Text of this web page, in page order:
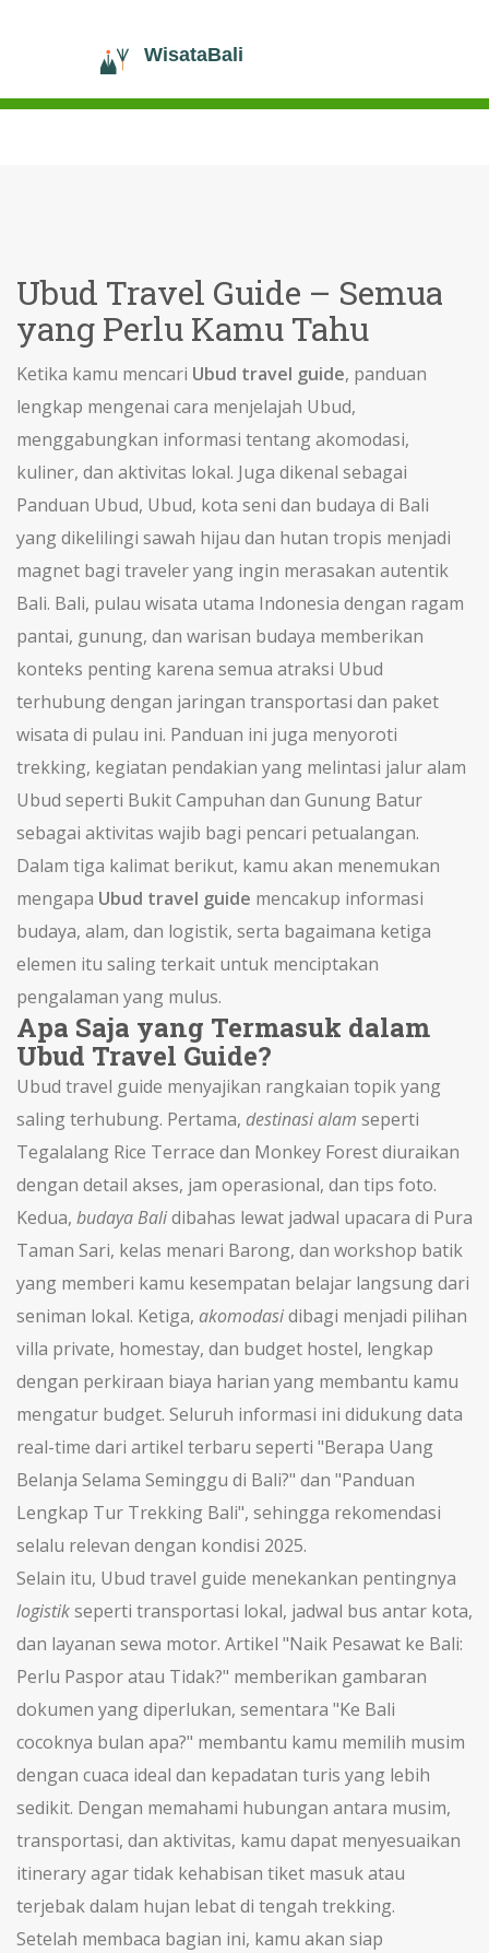
Ubud Travel Guide – Semua
yang Perlu Kamu Tahu
Ketika kamu mencari Ubud travel guide, panduan
lengkap mengenai cara menjelajah Ubud,
menggabungkan informasi tentang akomodasi,
kuliner, dan aktivitas lokal. Juga dikenal sebagai
Panduan Ubud, Ubud, kota seni dan budaya di Bali
yang dikelilingi sawah hijau dan hutan tropis menjadi
magnet bagi traveler yang ingin merasakan autentik
Bali. Bali, pulau wisata utama Indonesia dengan ragam
pantai, gunung, dan warisan budaya memberikan
konteks penting karena semua atraksi Ubud
terhubung dengan jaringan transportasi dan paket
wisata di pulau ini. Panduan ini juga menyoroti
trekking, kegiatan pendakian yang melintasi jalur alam
Ubud seperti Bukit Campuhan dan Gunung Batur
sebagai aktivitas wajib bagi pencari petualangan.
Dalam tiga kalimat berikut, kamu akan menemukan
mengapa Ubud travel guide mencakup informasi
budaya, alam, dan logistik, serta bagaimana ketiga
elemen itu saling terkait untuk menciptakan
pengalaman yang mulus.
Apa Saja yang Termasuk dalam
Ubud Travel Guide?
Ubud travel guide menyajikan rangkaian topik yang
saling terhubung. Pertama, destinasi alam seperti
Tegalalang Rice Terrace dan Monkey Forest diuraikan
dengan detail akses, jam operasional, dan tips foto.
Kedua, budaya Balidibahas lewat jadwal upacara di Pura
Taman Sari, kelas menari Barong, dan workshop batik
yang memberi kamu kesempatan belajar langsung dari
seniman lokal. Ketiga, akomodasidibagi menjadi pilihan
villa private, homestay, dan budget hostel, lengkap
dengan perkiraan biaya harian yang membantu kamu
mengatur budget. Seluruh informasi ini didukung data
real-time dari artikel terbaru seperti "Berapa Uang
Belanja Selama Seminggu di Bali?" dan "Panduan
Lengkap Tur Trekking Bali", sehingga rekomendasi
selalu relevan dengan kondisi 2025.
Selain itu, Ubud travel guide menekankan pentingnya
logistikseperti transportasi lokal, jadwal bus antar kota,
dan layanan sewa motor. Artikel "Naik Pesawat ke Bali:
Perlu Paspor atau Tidak?" memberikan gambaran
dokumen yang diperlukan, sementara "Ke Bali
cocoknya bulan apa?" membantu kamu memilih musim
dengan cuaca ideal dan kepadatan turis yang lebih
sedikit. Dengan memahami hubungan antara musim,
transportasi, dan aktivitas, kamu dapat menyesuaikan
itinerary agar tidak kehabisan tiket masuk atau
terjebak dalam hujan lebat di tengah trekking.
Setelah membaca bagian ini, kamu akan siap